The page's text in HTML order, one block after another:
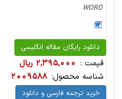
WORD
دانلود رایگان مقاله انگلیسی
قیمت : 2,395,000 ریال
شناسه محصول: 2009588
خرید ترجمه فارسی و دانلود